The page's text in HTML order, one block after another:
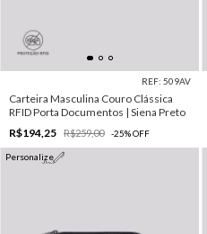
REF: 509AV
Carteira Masculina Couro Clássica
RFID Porta Documentos | Siena Preto
R$194,25
R$259,00 -25%OFF
Personalize